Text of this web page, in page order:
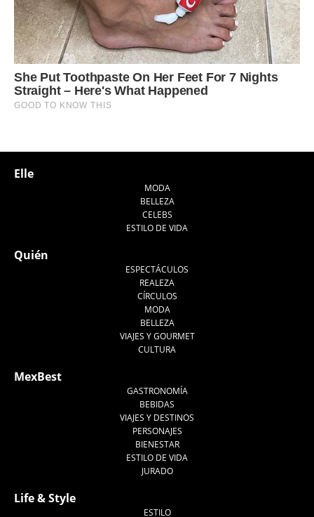
Elle
MODA
BELLEZA
CELEBS
ESTILO DE VIDA
Quién
ESPECTÁCULOS
REALEZA
CÍRCULOS
MODA
BELLEZA
VIAJES Y GOURMET
CULTURA
MexBest
GASTRONOMÍA
BEBIDAS
VIAJES Y DESTINOS
PERSONAJES
BIENESTAR
ESTILO DE VIDA
JURADO
Life & Style
ESTILO